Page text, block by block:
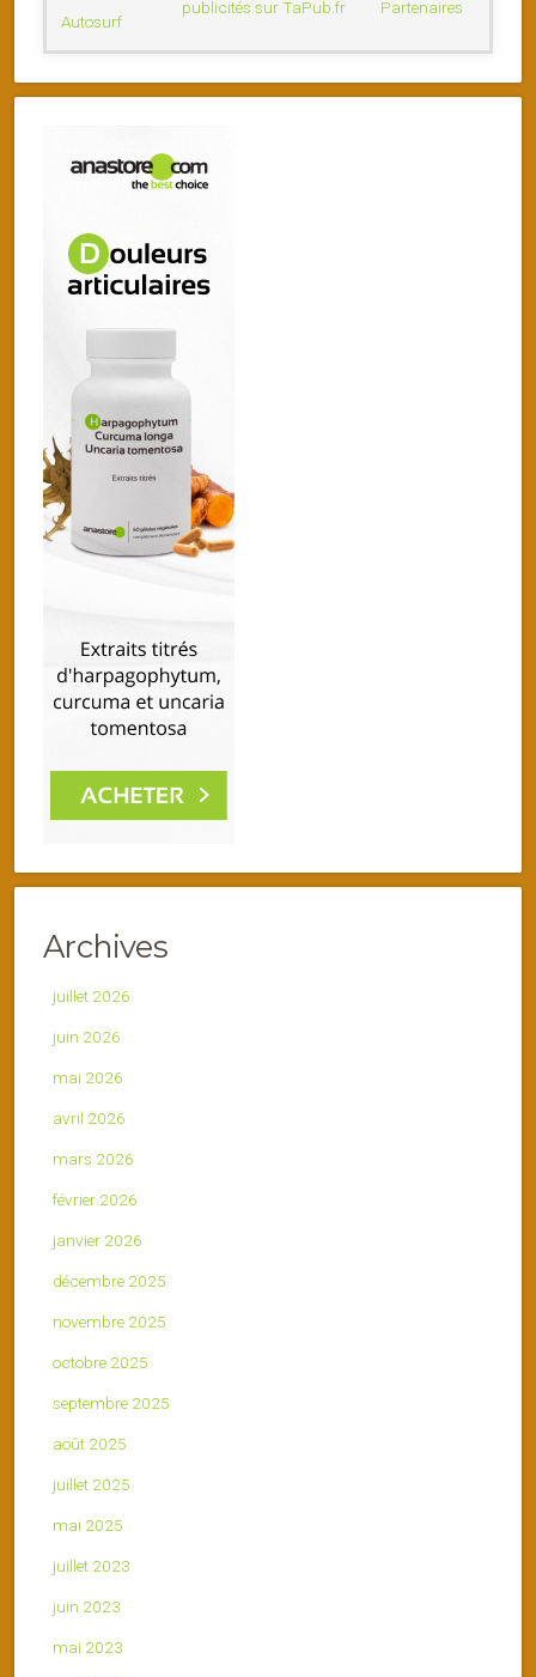
Archives
juillet 2026
juin 2026
mai 2026
avril 2026
mars 2026
février 2026
janvier 2026
décembre 2025
novembre 2025
octobre 2025
septembre 2025
août 2025
juillet 2025
mai 2025
juillet 2023
juin 2023
mai 2023